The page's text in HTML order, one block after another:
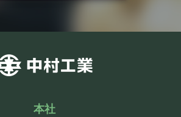
本社